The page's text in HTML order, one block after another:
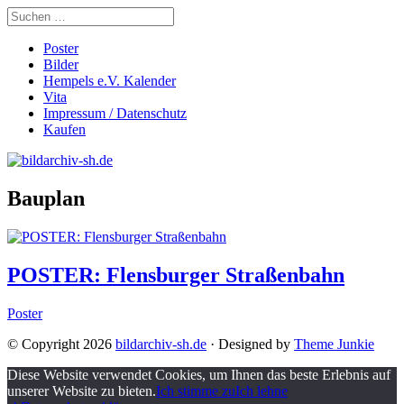
Poster
Bilder
Hempels e.V. Kalender
Vita
Impressum / Datenschutz
Kaufen
Bauplan
POSTER: Flensburger Straßenbahn
Poster
© Copyright 2026 bildarchiv-sh.de · Designed by Theme Junkie
Diese Website verwendet Cookies, um Ihnen das beste Erlebnis auf
unserer Website zu bieten.Ich stimme zuIch lehne